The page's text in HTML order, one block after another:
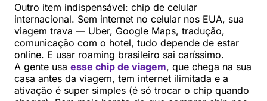
Outro item indispensável: chip de celular
internacional. Sem internet no celular nos EUA, sua
viagem trava — Uber, Google Maps, tradução,
comunicação com o hotel, tudo depende de estar
online. E usar roaming brasileiro sai caríssimo.
A gente usa esse chip de viagem, que chega na sua
casa antes da viagem, tem internet ilimitada e a
ativação é super simples (é só trocar o chip quando